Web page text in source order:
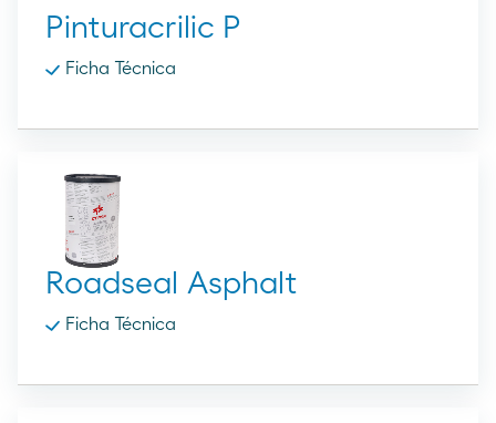
Pinturacrilic P
Ficha Técnica
Roadseal Asphalt
Ficha Técnica